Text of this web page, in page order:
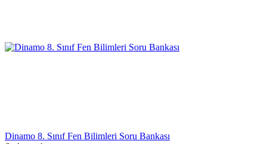
Dinamo 8. Sınıf Fen Bilimleri Soru Bankası